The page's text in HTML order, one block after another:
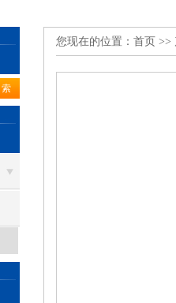
您现在的位置： 首页 >>